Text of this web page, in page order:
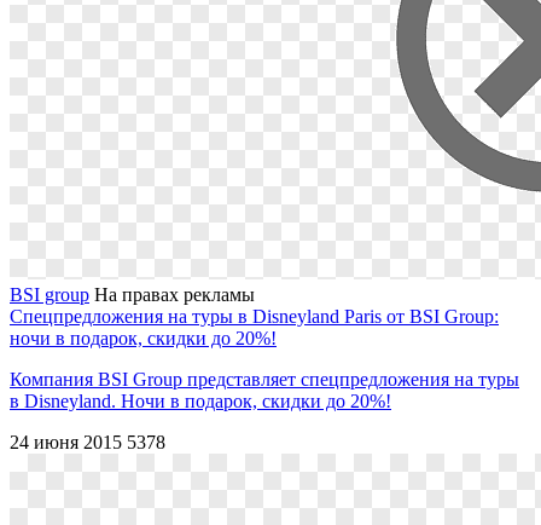
BSI group На правах рекламы
Спецпредложения на туры в Disneyland Paris от BSI Group:
ночи в подарок, скидки до 20%!
Компания BSI Group представляет спецпредложения на туры
в Disneyland. Ночи в подарок, скидки до 20%!
24 июня 2015 5378